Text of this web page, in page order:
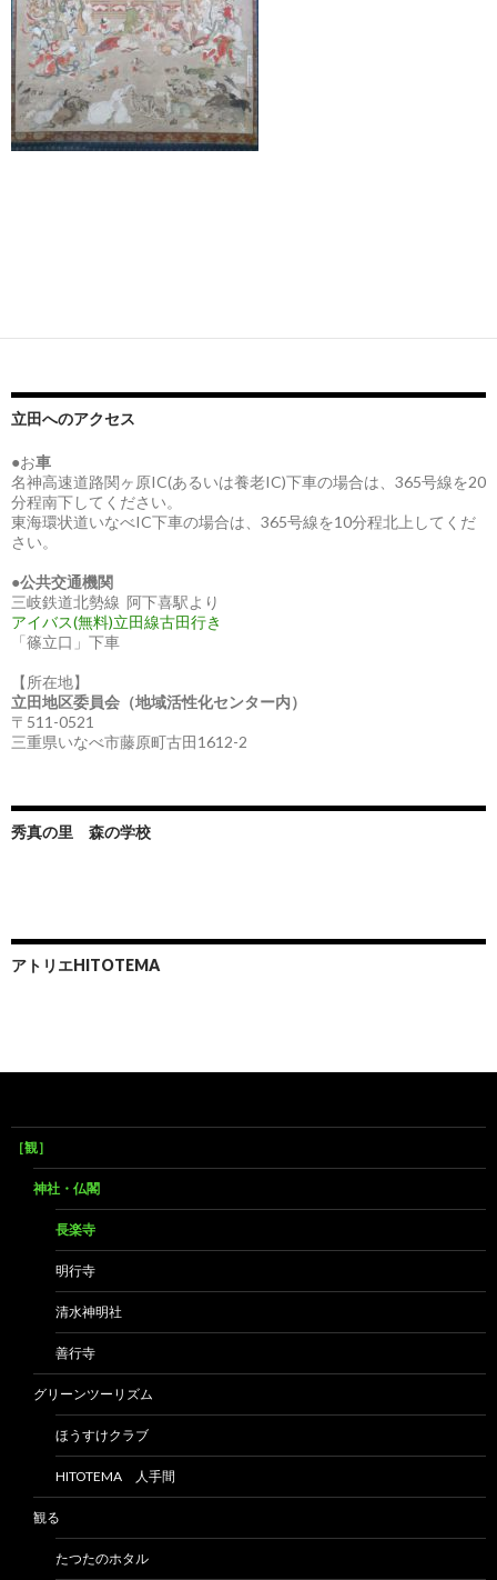
立田へのアクセス
●お車
名神高速道路関ヶ原IC(あるいは養老IC)下車の場合は、365号線を20
分程南下してください。
東海環状道いなべIC下車の場合は、365号線を10分程北上してくだ
さい。
●公共交通機関
三岐鉄道北勢線 阿下喜駅より
アイバス(無料)立田線古田行き
「篠立口」下車
【所在地】
立田地区委員会（地域活性化センター内）
〒511-0521
三重県いなべ市藤原町古田1612-2
秀真の里 森の学校
アトリエHITOTEMA
［観］
神社・仏閣
長楽寺
明行寺
清水神明社
善行寺
グリーンツーリズム
ほうすけクラブ
HITOTEMA 人手間
観る
たつたのホタル